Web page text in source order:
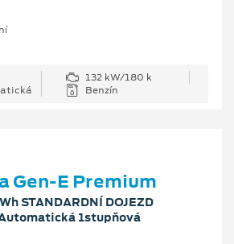
132 kW/180 k
Benzín
Gen-E Premium
STANDARDNÍ DOJEZD
1stupňová